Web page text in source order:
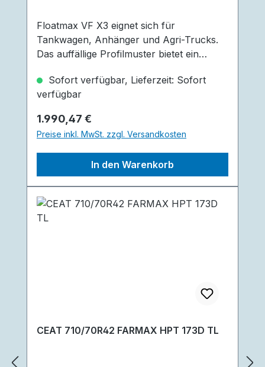
Floatmax VF X3 eignet sich für
Tankwagen, Anhänger und Agri-Trucks.
Das auffällige Profilmuster bietet ein
Selbstreinigung. Der robuste Mittelblock
sorgt für verbesserte Stabilität. Einen
Stahlgürtelkarkasse, sowie das VF-
Gehäuse für reduzierte Bodenverdichtung
sorgt.
Sofort verfügbar, Lieferzeit: Sofort
verfügbar
Regulärer Preis:
1.990,47 €
Preise inkl. MwSt. zzgl. Versandkosten
In den Warenkorb
CEAT 710/70R42 FARMAX HPT 173D TL